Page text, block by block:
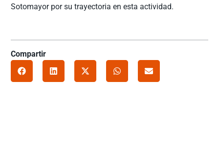
Sotomayor por su trayectoria en esta actividad.
Compartir